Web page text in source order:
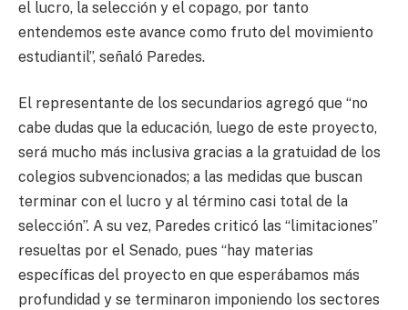
el lucro, la selección y el copago, por tanto
entendemos este avance como fruto del movimiento
estudiantil”, señaló Paredes.
El representante de los secundarios agregó que “no
cabe dudas que la educación, luego de este proyecto,
será mucho más inclusiva gracias a la gratuidad de los
colegios subvencionados; a las medidas que buscan
terminar con el lucro y al término casi total de la
selección”. A su vez, Paredes criticó las “limitaciones”
resueltas por el Senado, pues “hay materias
específicas del proyecto en que esperábamos más
profundidad y se terminaron imponiendo los sectores